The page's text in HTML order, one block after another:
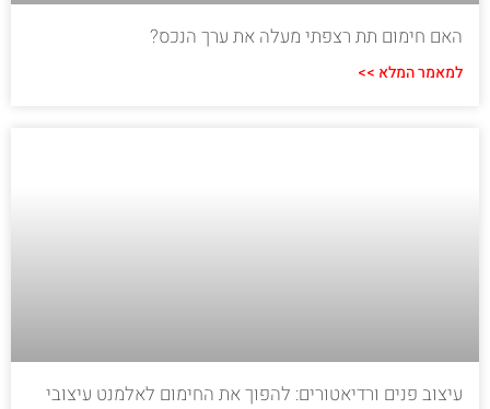
האם חימום תת רצפתי מעלה את ערך הנכס?
למאמר המלא >>
עיצוב פנים ורדיאטורים: להפוך את החימום לאלמנט עיצובי